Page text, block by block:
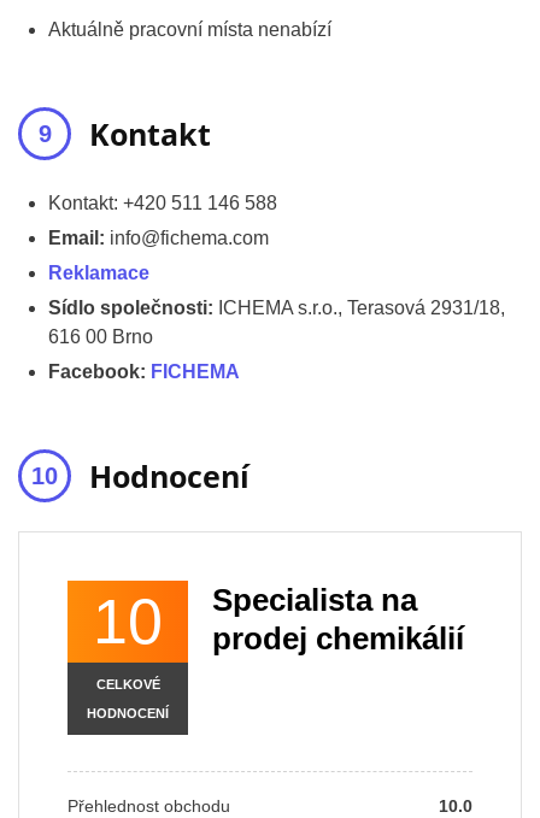
Aktuálně pracovní místa nenabízí
Kontakt
Kontakt: +420 511 146 588
Email: info@fichema.com
Reklamace
Sídlo společnosti: ICHEMA s.r.o., Terasová 2931/18,
616 00 Brno
Facebook: FICHEMA
Hodnocení
10
CELKOVÉ
HODNOCENÍ
Specialista na
prodej chemikálií
Přehlednost obchodu 10.0